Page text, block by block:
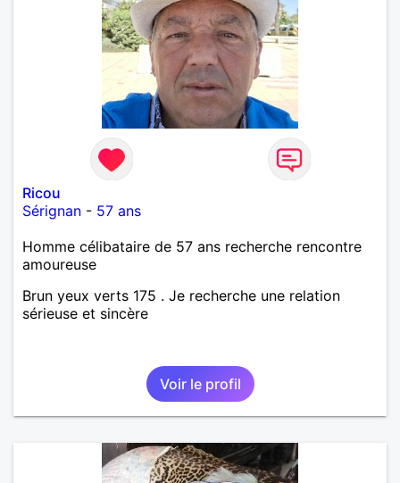
Ricou
Sérignan - 57 ans
Homme célibataire de 57 ans recherche rencontre
amoureuse
Brun yeux verts 175 . Je recherche une relation
sérieuse et sincère
Voir le profil